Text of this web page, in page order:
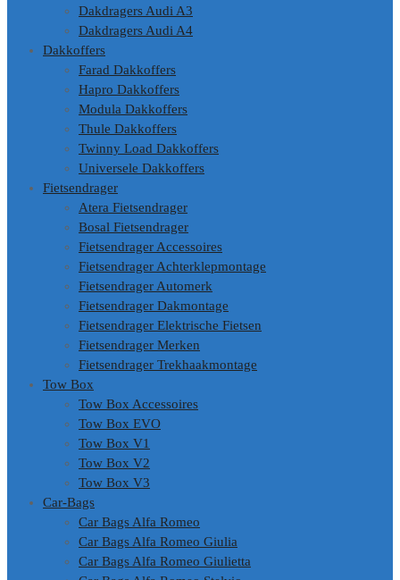
Dakdragers Audi A3
Dakdragers Audi A4
Dakkoffers
Farad Dakkoffers
Hapro Dakkoffers
Modula Dakkoffers
Thule Dakkoffers
Twinny Load Dakkoffers
Universele Dakkoffers
Fietsendrager
Atera Fietsendrager
Bosal Fietsendrager
Fietsendrager Accessoires
Fietsendrager Achterklepmontage
Fietsendrager Automerk
Fietsendrager Dakmontage
Fietsendrager Elektrische Fietsen
Fietsendrager Merken
Fietsendrager Trekhaakmontage
Tow Box
Tow Box Accessoires
Tow Box EVO
Tow Box V1
Tow Box V2
Tow Box V3
Car-Bags
Car Bags Alfa Romeo
Car Bags Alfa Romeo Giulia
Car Bags Alfa Romeo Giulietta